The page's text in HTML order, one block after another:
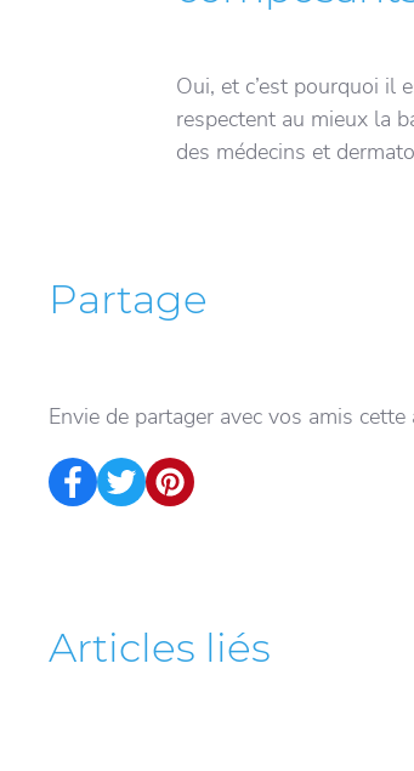
Oui, et c’est pourquoi il
respectent au mieux la
des médecins et
Partage
Envie de partager avec vos amis
Articles liés